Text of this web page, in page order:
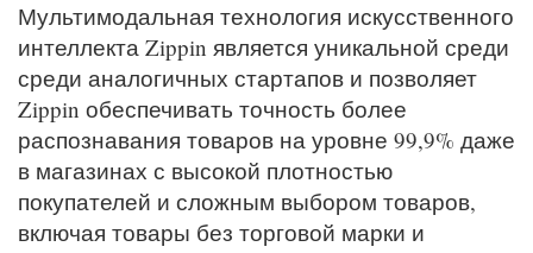
Мультимодальная технология искусственного
интеллекта Zippin является уникальной среди
среди аналогичных стартапов и позволяет
Zippin обеспечивать точность более
распознавания товаров на уровне 99,9% даже
в магазинах с высокой плотностью
покупателей и сложным выбором товаров,
включая товары без торговой марки и